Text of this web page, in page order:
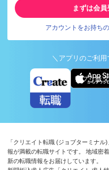
まずは会員
アカウントをお持ち
＼アプリのご利
アプリ版
「クリエイト転職 (ジョブターミナ
報が満載の転職サイトです。 地域密
新の転職情報をお届けしています。